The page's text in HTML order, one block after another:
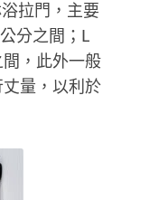
拉門，主要
分之間；L
，此外一般
量，以利於